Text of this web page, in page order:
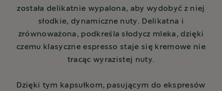
została delikatnie wypalona, aby wydobyć z niej
słodkie, dynamiczne nuty. Delikatna i
zrównoważona, podkreśla słodycz mleka, dzięki
czemu klasyczne espresso staje się kremowe nie
tracąc wyrazistej nuty.
Dzięki tym kapsułkom, pasującym do ekspresów